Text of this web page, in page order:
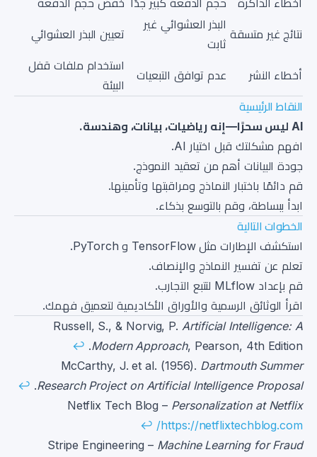
أخطاء الذاكرة حجم الدفعة كبير جدًا خفض حجم الدفعة
نتائج غير متسقة
البذر العشوائي غير
ثابت
تعيين البذر العشوائي
أخطاء النشر عدم توافق التبعيات
استخدام ملفات قفل
البيئة
النقاط الرئيسية
AI ليس سحرًا—إنه رياضيات، بيانات، وهندسة.
افهم مشكلتك قبل اختيار AI.
جودة البيانات أهم من تعقيد النموذج.
قم دائمًا باختبار النماذج ومراقبتها وتأمينها.
ابدأ ببساطة، وقم بالتوسع بذكاء.
الخطوات التالية
استكشف الإطارات مثل TensorFlow و PyTorch.
تعلم عن تفسير النماذج والإنصاف.
قم بإعداد MLflow لتتبع التجارب.
اقرأ الوثائق الرسمية والأوراق الأكاديمية لتعميق فهمك.
الهوامش
Russell, S., & Norvig, P.Artificial Intelligence: A
Modern Approach, Pearson, 4th Edition.
↩
McCarthy, J. et al. (1956). Dartmouth Summer
Research Project on Artificial Intelligence Proposal
.
↩
Netflix Tech Blog – Personalization at Netflix
https://netflixtechblog.com/
↩
Stripe Engineering – Machine Learning for Fraud